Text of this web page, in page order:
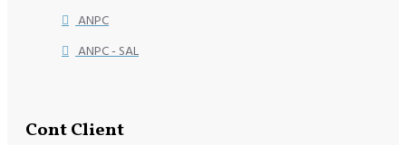
ANPC
ANPC - SAL
Cont Client